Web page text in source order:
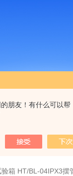
朋友！有什么可以帮
箱 HT/BL-04IPX3摆管式